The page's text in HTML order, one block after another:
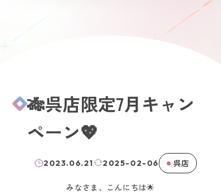
🎋呉店限定7月キャン
ペーン💖
2023.06.21 2025-02-06 呉店
みなさま、こんにちは🌟